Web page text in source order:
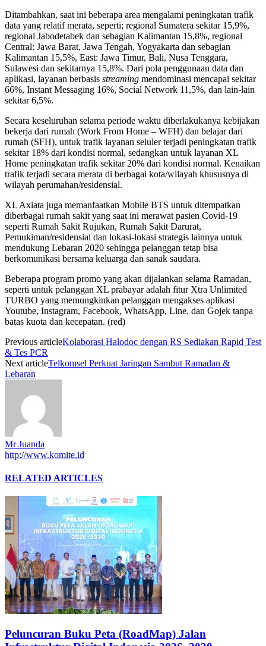
Ditambahkan, saat ini beberapa area mengalami peningkatan trafik
data yang relatif merata, seperti; regional Sumatera sekitar 15,9%,
regional Jabodetabek dan sebagian Kalimantan 15,8%, regional
Central: Jawa Barat, Jawa Tengah, Yogyakarta dan sebagian
Kalimantan 15,5%, East: Jawa Timur, Bali, Nusa Tenggara,
Sulawesi dan sekitarnya 15,8%. Dari pola penggunaan data dan
aplikasi, layanan berbasis streaming mendominasi mencapai sekitar
66%, Instant Messaging 16%, Social Network 11,5%, dan lain-lain
sekitar 6,5%.
Secara keseluruhan selama periode waktu diberlakukanya kebijakan
bekerja dari rumah (Work From Home – WFH) dan belajar dari
rumah (SFH), untuk trafik layanan seluler terjadi peningkatan trafik
sekitar 18% dari kondisi normal, sedangkan untuk layanan XL
Home peningkatan trafik sekitar 20% dari kondisi normal. Kenaikan
trafik terjadi secara merata di berbagai kota/wilayah khususnya di
wilayah perumahan/residensial.
XL Axiata juga memanfaatkan Mobile BTS untuk ditempatkan
diberbagai rumah sakit yang saat ini merawat pasien Covid-19
seperti Rumah Sakit Rujukan, Rumah Sakit Darurat,
Pemukiman/residensial dan lokasi-lokasi strategis lainnya untuk
mendukung Lebaran 2020 sehingga pelanggan tetap bisa
berkomunikasi bersama keluarga dan sanak saudara.
Beberapa program promo yang akan dijalankan selama Ramadan,
seperti untuk pelanggan XL prabayar adalah fitur Xtra Unlimited
TURBO yang memungkinkan pelanggan mengakses aplikasi
Youtube, Instagram, Facebook, WhatsApp, Line, dan Gojek tanpa
batas kuota dan kecepatan. (red)
Previous articleKolaborasi Halodoc dengan RS Sediakan Rapid Test
& Tes PCR
Next articleTelkomsel Perkuat Jaringan Sambut Ramadan &
Lebaran
Mr Juanda
http://www.komite.id
RELATED ARTICLES
Peluncuran Buku Peta (RoadMap) Jalan